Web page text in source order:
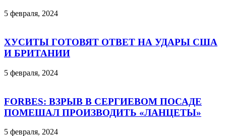
5 февраля, 2024
ХУСИТЫ ГОТОВЯТ ОТВЕТ НА УДАРЫ США
И БРИТАНИИ
5 февраля, 2024
FORBES: ВЗРЫВ В СЕРГИЕВОМ ПОСАДЕ
ПОМЕШАЛ ПРОИЗВОДИТЬ «ЛАНЦЕТЫ»
5 февраля, 2024